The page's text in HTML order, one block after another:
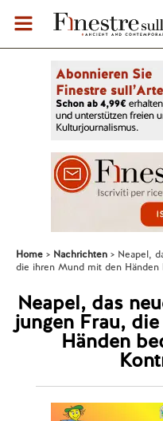
Home Nachrichten
Neapel,
die ihren Mund mit den
Neapel, das
jungen Frau,
Händen